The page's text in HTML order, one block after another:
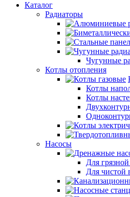
Каталог
Радиаторы
Чугунные
Котлы отопления
Котлы
Котлы
Насосы
Для
Для чистой